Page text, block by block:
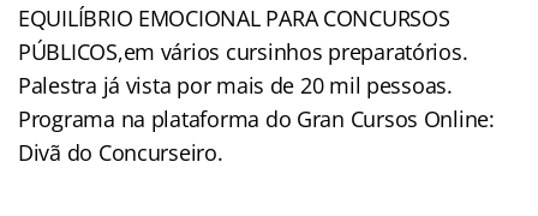
EQUILÍBRIO EMOCIONAL PARA CONCURSOS
PÚBLICOS,em vários cursinhos preparatórios.
Palestra já vista por mais de 20 mil pessoas.
Programa na plataforma do Gran Cursos Online:
Divã do Concurseiro.